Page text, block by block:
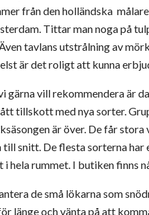
från den holländska
Tittar man noga på
tavlans utstrålning av
är det roligt att kunna
gärna vill rekommendera är
tillskott med nya sorter.
är över. De får
snitt. De flesta sorterna har
hela rummet. I butiken finns
de små lökarna som
länge och vänta på att